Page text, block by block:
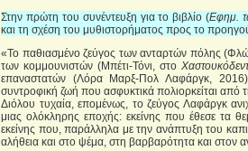
Στην πρώτη του συνέντευξη για το βιβλίο (Εφημ.
και τη σχέση του μυθιστορήματος προς το
«Το παθιασμένο ζεύγος των ανταρτών πόλης
των κομμουνιστών (Μπέτι-Τόνι, στο
επαναστατών (Λόρα Μαρξ-Πολ Λαφάργκ, 2016)
συντροφική ζωή που ασφυκτικά πολιορκείται από
Διόλου τυχαία, επομένως, το ζεύγος Λαφάργκ
μιας ολόκληρης εποχής: εκείνης που έθεσε τα
εκείνης που, παράλληλα με την ανάπτυξη του
αλήθεια και στο ψέμα, στη βαρβαρότητα και στον